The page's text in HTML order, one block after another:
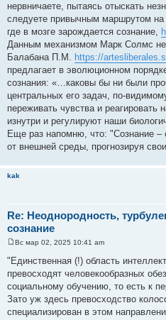
нервничаете, пытаясь отыскать
следуете привычным маршрутом на
где в мозге зарождается сознание,
Данным механизмом Марк Солмс не
Балабана П.М. https://
предлагает в эволюционном
сознания: «…каковы бы ни были
центральных его задач, по-
переживать чувства и реагировать
изнутри и регулируют наши
Еще раз напомню, что: "Сознание –
от внешней среды, прогнозируя
kak
Re: Неоднородность,
сознание
о
о
б
е
н
е
Вс мар 02, 2025 10:41 am
"Единственная (!) область
превосходят человекообразных
социальному обучению, то есть к
Зато уж здесь превосходство
специализирован в этом